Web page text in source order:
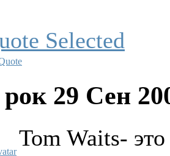
29 Сен
Tom Waits-